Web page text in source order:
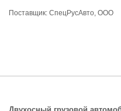
Поставщик: СпецРусАвто, ООО